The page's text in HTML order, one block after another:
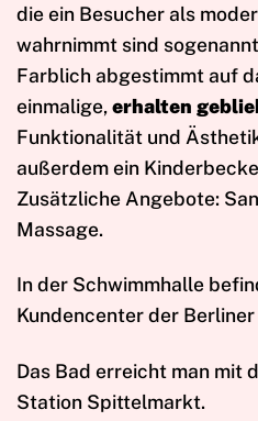
die ein Besucher als
wahrnimmt sind
Farblich abgestimmt auf
einmalige,erhalten
Funktionalität und
außerdem ein
Zusätzliche Angebote:
Massage.
In der Schwimmhalle
Kundencenter der
Das Bad erreicht man mit
Station Spittelmarkt.